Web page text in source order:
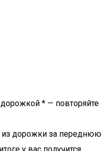
дорожкой * — повторяйте
из дорожки за переднюю